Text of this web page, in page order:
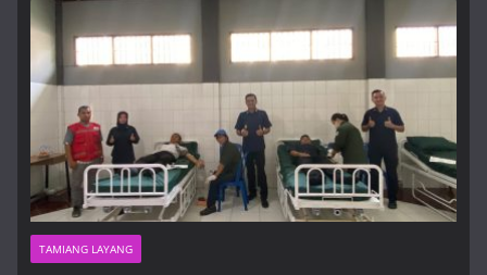
Online Casino Spinfin – Deposit and Withdrawal
Methods Explained
9 Agustus, 2026, 11:39 pm
TAMIANG LAYANG